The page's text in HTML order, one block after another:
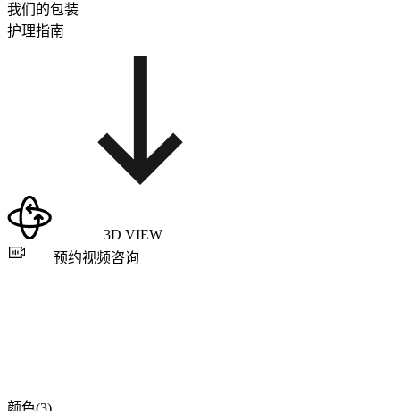
我们的包装
护理指南
3D VIEW
预约视频咨询
颜色(3)